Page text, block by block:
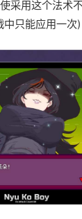
采用这个法术
中只能应用一次)